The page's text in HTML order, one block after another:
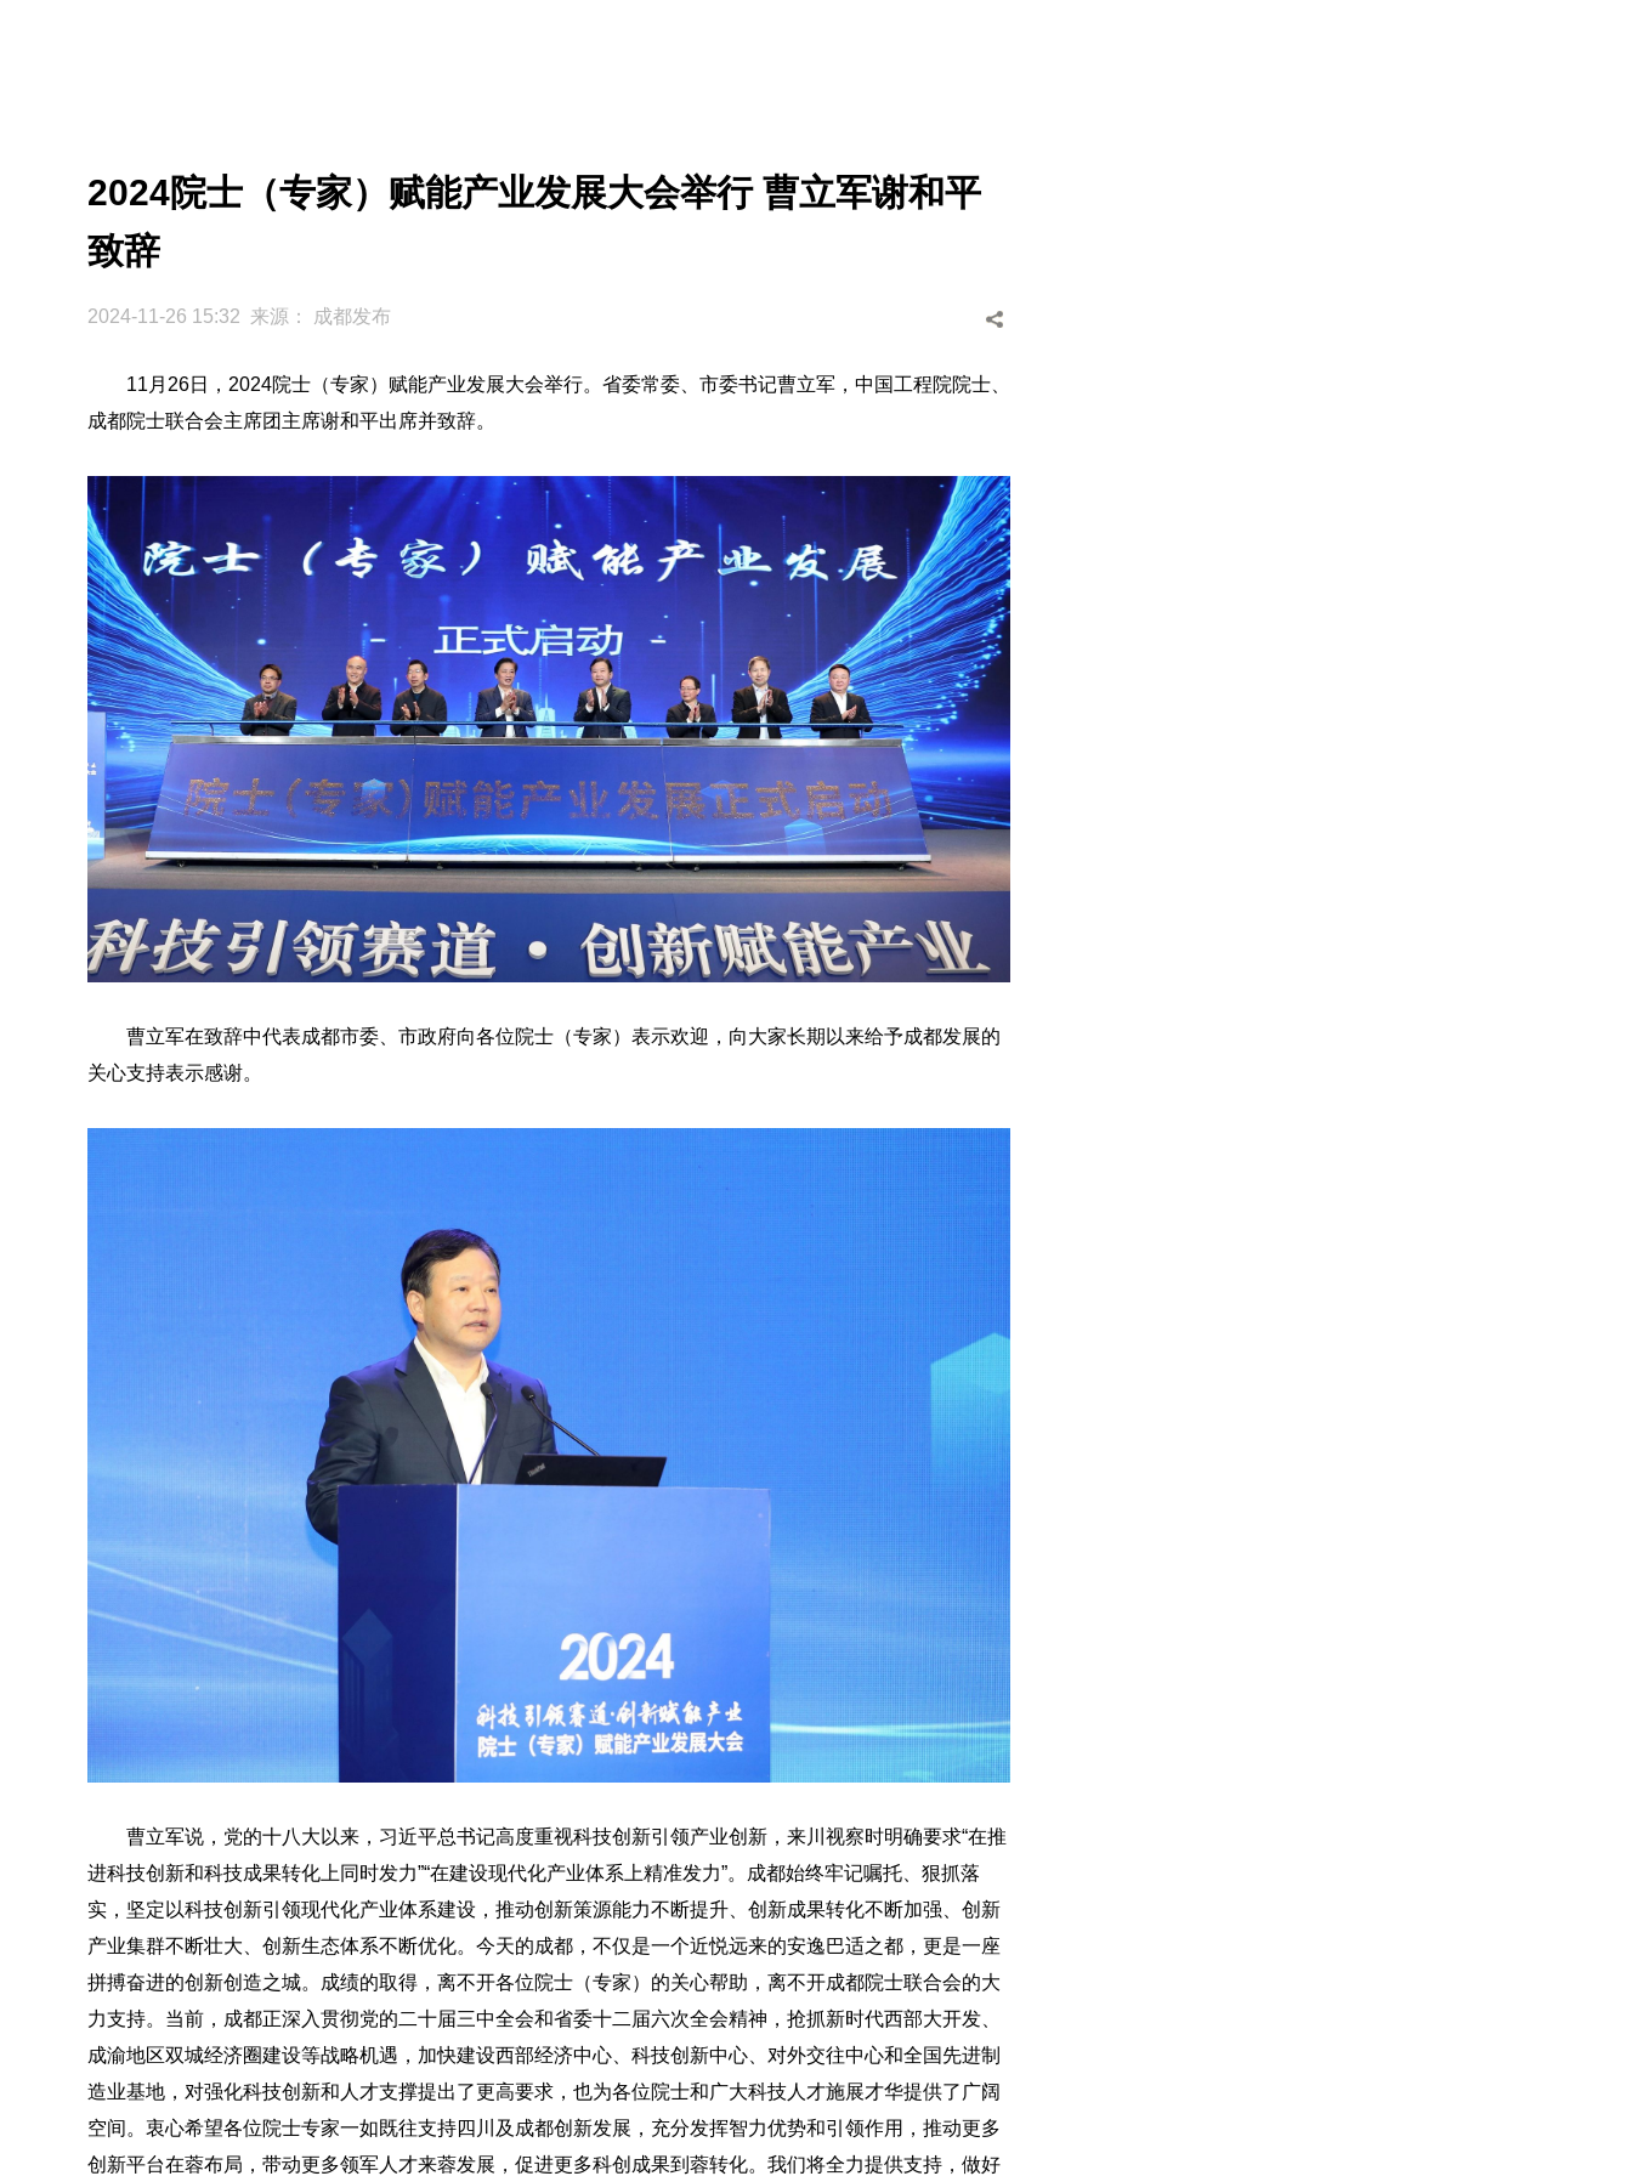
2024院士（专家）赋能产业发展大会举行 曹立军谢和平
致辞
2024-11-26 15:32 来源： 成都发布
11月26日，2024院士（专家）赋能产业发展大会举行。省委常委、市委书记曹立军，中国工程院院士、
成都院士联合会主席团主席谢和平出席并致辞。
曹立军在致辞中代表成都市委、市政府向各位院士（专家）表示欢迎，向大家长期以来给予成都发展的
关心支持表示感谢。
曹立军说，党的十八大以来，习近平总书记高度重视科技创新引领产业创新，来川视察时明确要求“在推
进科技创新和科技成果转化上同时发力”“在建设现代化产业体系上精准发力”。成都始终牢记嘱托、狠抓落
实，坚定以科技创新引领现代化产业体系建设，推动创新策源能力不断提升、创新成果转化不断加强、创新
产业集群不断壮大、创新生态体系不断优化。今天的成都，不仅是一个近悦远来的安逸巴适之都，更是一座
拼搏奋进的创新创造之城。成绩的取得，离不开各位院士（专家）的关心帮助，离不开成都院士联合会的大
力支持。当前，成都正深入贯彻党的二十届三中全会和省委十二届六次全会精神，抢抓新时代西部大开发、
成渝地区双城经济圈建设等战略机遇，加快建设西部经济中心、科技创新中心、对外交往中心和全国先进制
造业基地，对强化科技创新和人才支撑提出了更高要求，也为各位院士和广大科技人才施展才华提供了广阔
空间。衷心希望各位院士专家一如既往支持四川及成都创新发展，充分发挥智力优势和引领作用，推动更多
创新平台在蓉布局，带动更多领军人才来蓉发展，促进更多科创成果到蓉转化。我们将全力提供支持，做好